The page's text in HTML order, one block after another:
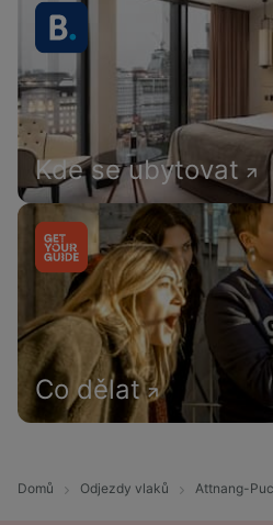
Kde se ubytovat
Co dělat
Domů Odjezdy vlaků Attnang-